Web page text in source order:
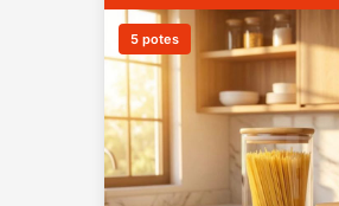
5 potes